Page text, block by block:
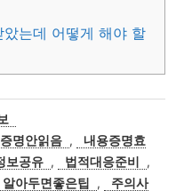
았는데 어떻게 해야 할
명안읽음 ,
내용증명효
보공유 , 법적대응준비
,
알아두면좋은팁 ,
주의사